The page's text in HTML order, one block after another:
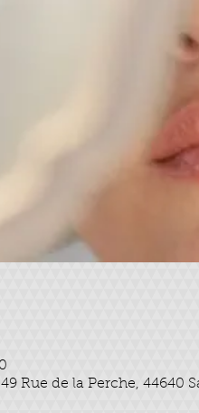
Rue de la Perche, 44640